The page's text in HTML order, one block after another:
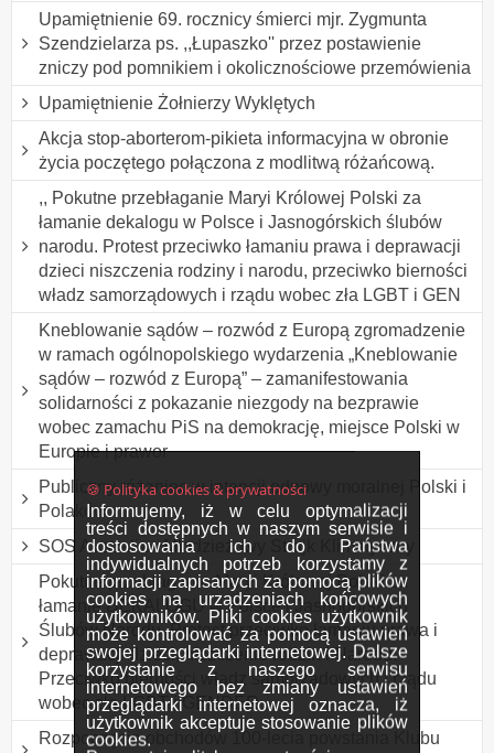
🍪 Polityka cookies & prywatności
Informujemy, iż w celu optymalizacji
treści dostępnych w naszym serwisie i
dostosowania ich do Państwa
indywidualnych potrzeb korzystamy z
informacji zapisanych za pomocą plików
cookies na urządzeniach końcowych
użytkowników. Pliki cookies użytkownik
może kontrolować za pomocą ustawień
swojej przeglądarki internetowej. Dalsze
korzystanie z naszego serwisu
internetowego bez zmiany ustawień
przeglądarki internetowej oznacza, iż
użytkownik akceptuje stosowanie plików
cookies.
Upamiętnienie 69. rocznicy śmierci mjr. Zygmunta
Szendzielarza ps. ,,Łupaszko'' przez postawienie
zniczy pod pomnikiem i okolicznościowe przemówienia
Upamiętnienie Żołnierzy Wyklętych
Akcja stop-aborterom-pikieta informacyjna w obronie
życia poczętego połączona z modlitwą różańcową.
,, Pokutne przebłaganie Maryi Królowej Polski za
łamanie dekalogu w Polsce i Jasnogórskich ślubów
narodu. Protest przeciwko łamaniu prawa i deprawacji
dzieci niszczenia rodziny i narodu, przeciwko bierności
władz samorządowych i rządu wobec zła LGBT i GEN
Kneblowanie sądów – rozwód z Europą zgromadzenie
w ramach ogólnopolskiego wydarzenia „Kneblowanie
sądów – rozwód z Europą” – zamanifestowania
solidarności z pokazanie niezgody na bezprawie
wobec zamachu PiS na demokrację, miejsce Polski w
Europie i prawor
Publiczny różaniec w intencji odnowy moralnej Polski i
Polaków
SOS Australia - Młodzieżowy Strajk Klimatyczny
Pokutne przebłaganie Maryi Królowej Polski za
łamanie DEKALOGU w Polsce i Jasnogórskich
Ślubów Narodu. Protest przeciwko łamaniu prawa i
deprawacji dzieci, niszczenie rodzin i Narodu.
Przeciwko bierności władz samorządowych i rządu
wobec zła LGBT i GENDER
Rozpoczęcie obchodów 100-lecia powstania Klubu